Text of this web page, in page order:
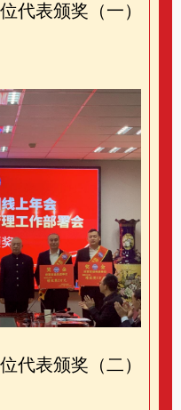
代表颁奖（一）
代表颁奖（二）